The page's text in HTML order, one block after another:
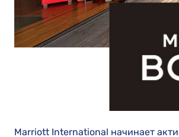
Marriott International начинает